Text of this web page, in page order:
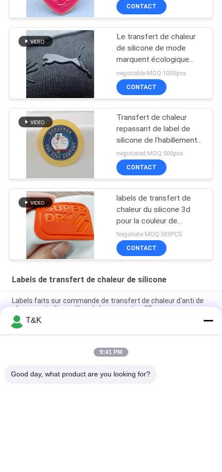
TPU
CONTACT
Le transfert de chaleur
de silicone de mode
marquent écologique
pour le vêtement de
sport
negotiable MOQ:1000pcs
CONTACT
Transfert de chaleur
repassant de label de
silicone de l'habillement
3D de modèle de bande
dessinée
negotiated MOQ:500pcs
CONTACT
labels de transfert de
chaleur du silicone 3d
pour la couleur de
Pantone de marque
d'habillement
Negotiate MOQ:500PCS
CONTACT
Labels de transfert de chaleur de silicone
Labels faits sur commande de transfert de chaleur d'anti de
glissement silicone libre de la conception 3D
Correction de impression en soie de 1.2mm de silicone de
chaleur de transfert d'usine brillante de labels
Les animaux forment 3D 7cm que le vêtement de transfert de
T&K
9:41 PM
Good day, what product are you looking for?